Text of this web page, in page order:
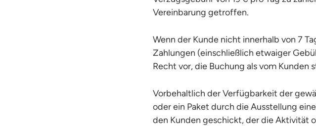
Vereinbarung getroffen.
Wenn der Kunde nicht innerhalb von 7
Zahlungen (einschließlich etwaiger
Recht vor, die Buchung als vom Kunden
Vorbehaltlich der Verfügbarkeit der
oder ein Paket durch die Ausstellung
den Kunden geschickt, der die Aktivität